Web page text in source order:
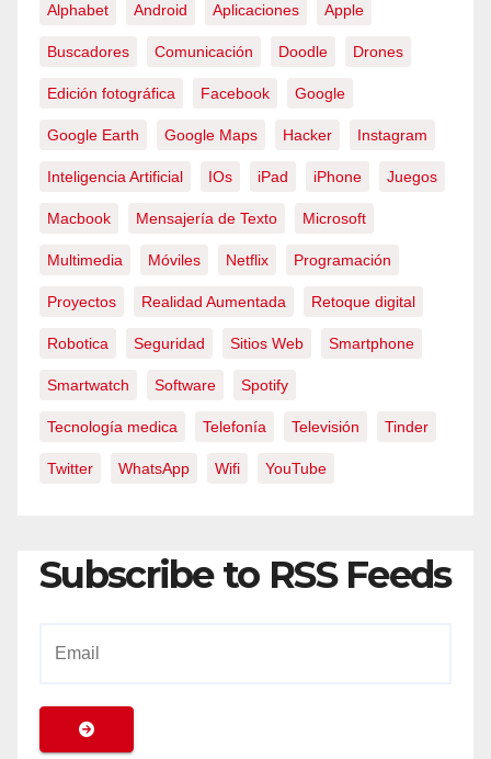
Alphabet Android Aplicaciones Apple
Buscadores Comunicación Doodle Drones
Edición fotográfica Facebook Google
Google Earth Google Maps Hacker Instagram
Inteligencia Artificial IOs iPad iPhone Juegos
Macbook Mensajería de Texto Microsoft
Multimedia Móviles Netflix Programación
Proyectos Realidad Aumentada Retoque digital
Robotica Seguridad Sitios Web Smartphone
Smartwatch Software Spotify
Tecnología medica Telefonía Televisión Tinder
Twitter WhatsApp Wifi YouTube
Subscribe to RSS Feeds